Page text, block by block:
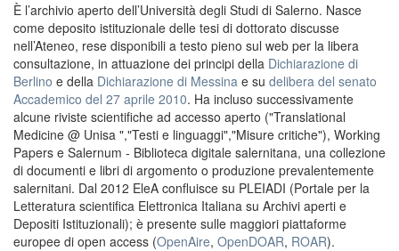
È l’archivio aperto dell’Università degli Studi di Salerno. Nasce
come deposito istituzionale delle tesi di dottorato discusse
nell’Ateneo, rese disponibili a testo pieno sul web per la libera
consultazione, in attuazione dei principi della Dichiarazione di
Berlino e della Dichiarazione di Messina e su delibera del senato
Accademico del 27 aprile 2010. Ha incluso successivamente
alcune riviste scientifiche ad accesso aperto ("Translational
Medicine @ Unisa ","Testi e linguaggi","Misure critiche"), Working
Papers e Salernum - Biblioteca digitale salernitana, una collezione
di documenti e libri di argomento o produzione prevalentemente
salernitani. Dal 2012 EleA confluisce su PLEIADI (Portale per la
Letteratura scientifica Elettronica Italiana su Archivi aperti e
Depositi Istituzionali); è presente sulle maggiori piattaforme
europee di open access (OpenAire, OpenDOAR, ROAR).